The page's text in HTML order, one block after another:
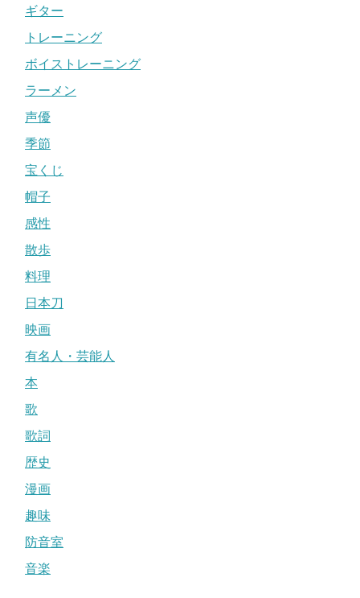
ギター
トレーニング
ボイストレーニング
ラーメン
声優
季節
宝くじ
帽子
感性
散歩
料理
日本刀
映画
有名人・芸能人
本
歌
歌詞
歴史
漫画
趣味
防音室
音楽